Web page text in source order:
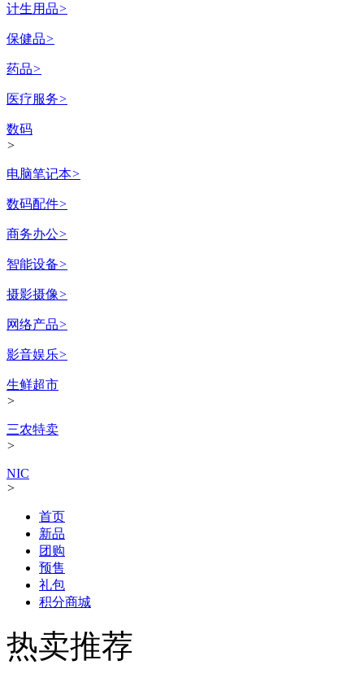
计生用品>
保健品>
药品>
医疗服务>
数码
>
电脑笔记本>
数码配件>
商务办公>
智能设备>
摄影摄像>
网络产品>
影音娱乐>
生鲜超市
>
三农特卖
>
NIC
>
首页
新品
团购
预售
礼包
积分商城
热卖推荐